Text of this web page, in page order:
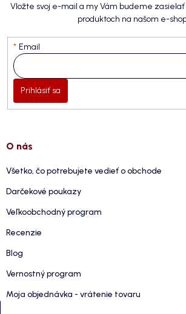
Vložte svoj e-mail a my Vám budeme
produktoch na našom e-
Email
Prihlásiť sa
O nás
Všetko, čo potrebujete vedieť o obchode
Darčekové poukazy
Veľkoobchodný program
Recenzie
Blog
Vernostný program
Moja objednávka - vrátenie tovaru